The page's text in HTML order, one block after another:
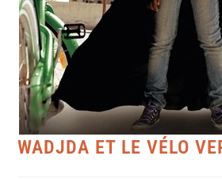
WADJDA ET LE VÉLO